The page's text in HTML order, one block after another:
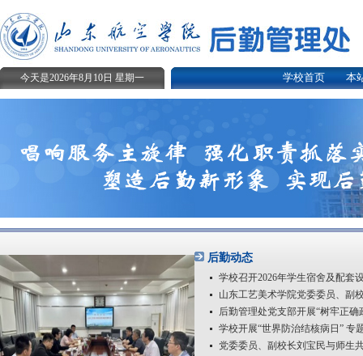
今天是2026年8月10日 星期一 学校首页 本
后勤动态
学校召开2026年学生宿舍及配套
山东工艺美术学院党委委员、副
后勤管理处党支部开展“树牢正
学校开展“世界防治结核病日” 专
党委委员、副校长刘宝民与师生